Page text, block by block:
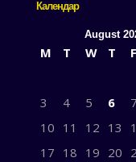
Календар
August
M T W T F
3
4 5 6 7
10 11 12 13
17 18 19 20